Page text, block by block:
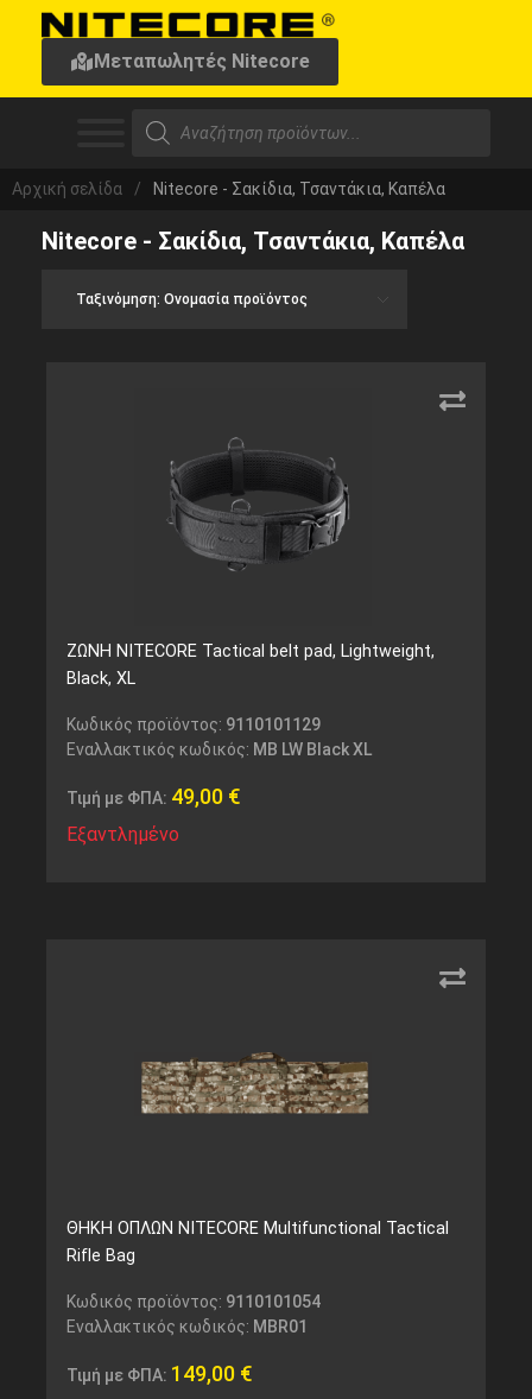
Μεταπωλητές Nitecore
Αρχική σελίδα / Nitecore - Σακίδια, Τσαντάκια, Καπέλα
Nitecore - Σακίδια, Τσαντάκια, Καπέλα
ΖΩΝΗ NITECORE Tactical belt pad, Lightweight,
Black, XL
Κωδικός προϊόντος: 9110101129
Εναλλακτικός κωδικός: MB LW Black XL
Τιμή με ΦΠΑ: 49,00 €
Εξαντλημένο
ΘΗΚΗ ΟΠΛΩΝ NITECORE Multifunctional Tactical
Rifle Bag
Κωδικός προϊόντος: 9110101054
Εναλλακτικός κωδικός: MBR01
Τιμή με ΦΠΑ: 149,00 €